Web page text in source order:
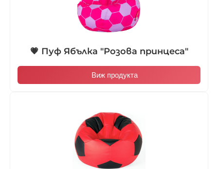
💗 Пуф Ябълка "Розова принцеса"
Виж продукта